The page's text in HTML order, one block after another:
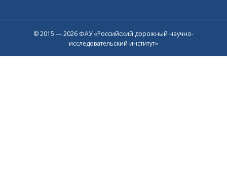
© 2015 — 2026 ФАУ «Российский дорожный научно-
исследовательский институт»